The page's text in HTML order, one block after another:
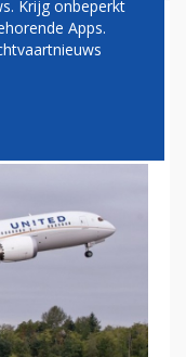
787-
Krijg onbeperkt
Apps.